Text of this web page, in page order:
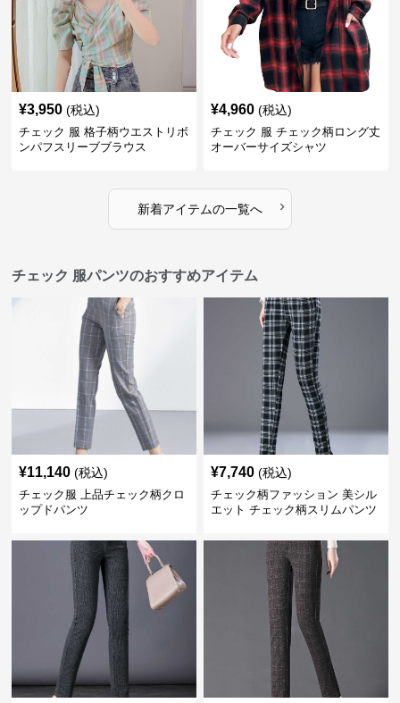
¥3,950 (税込)
チェック 服 格子柄ウエストリボ
ンパフスリーブブラウス
¥4,960 (税込)
チェック 服 チェック柄ロング丈
オーバーサイズシャツ
新着アイテムの一覧へ ›
チェック 服パンツのおすすめアイテム
¥11,140 (税込)
チェック服 上品チェック柄クロ
ップドパンツ
¥7,740 (税込)
チェック柄ファッション 美シル
エット チェック柄スリムパンツ